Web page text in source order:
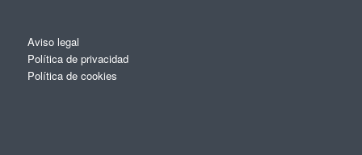
Aviso legal
Política de privacidad
Política de cookies